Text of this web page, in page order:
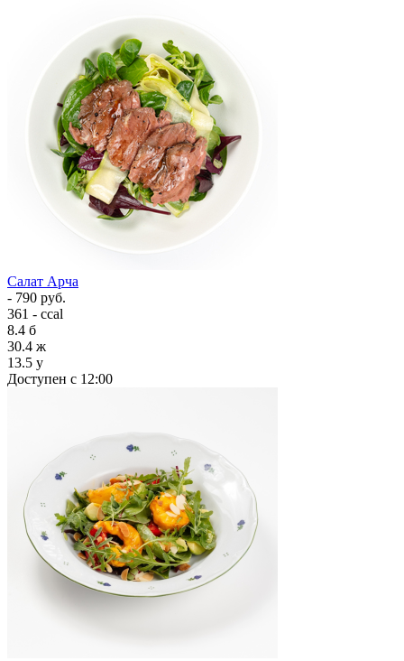
Салат Арча
- 790 руб.
361 - ccal
8.4 б
30.4 ж
13.5 у
Доступен с 12:00